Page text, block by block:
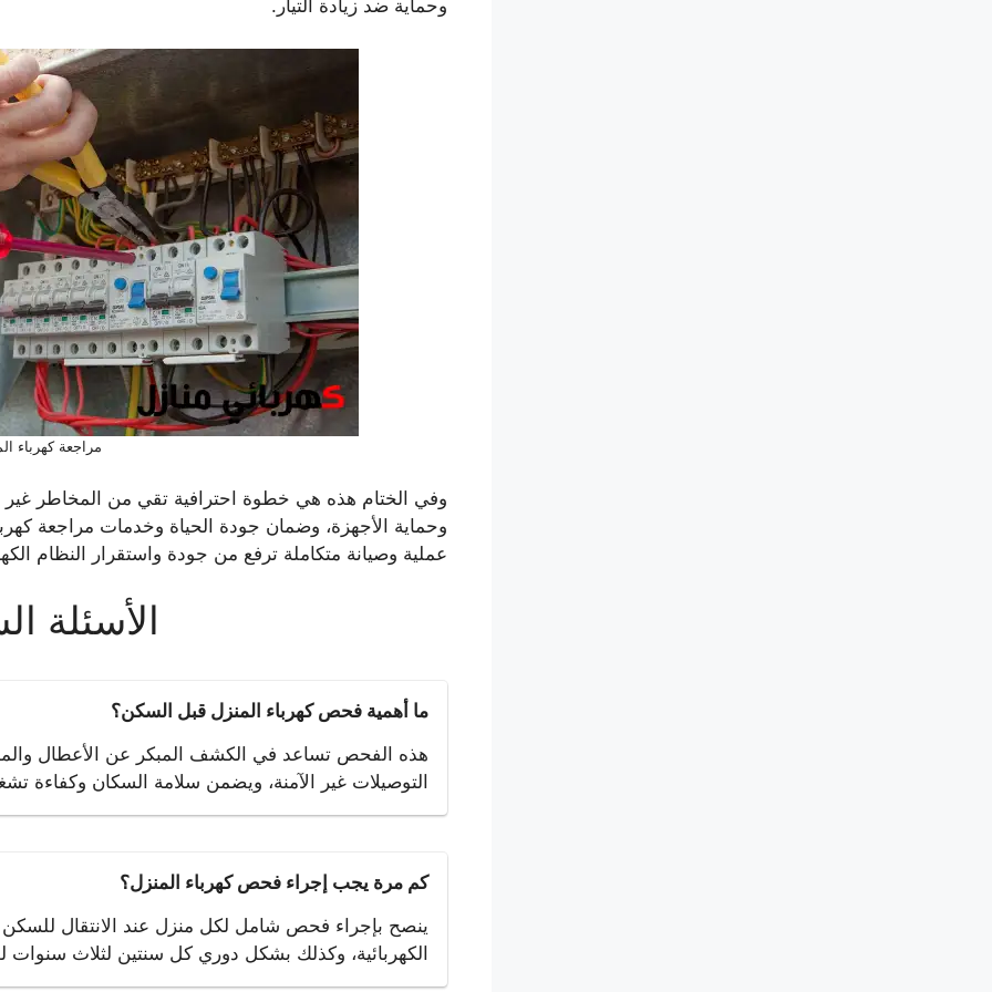
وحماية ضد زيادة التيار.
مراجعة كهرباء
وفي الختام هذه هي خطوة احترافية تقي من المخاطر غير
وحماية الأجهزة، وضمان جودة الحياة وخدمات مراجعة
عملية وصيانة متكاملة ترفع من جودة واستقرار النظام
الأسئلة
ما أهمية فحص كهرباء المنزل قبل السكن؟
هذه الفحص تساعد في الكشف المبكر عن الأعطال
التوصيلات غير الآمنة، ويضمن سلامة السكان وكفاءة
كم مرة يجب إجراء فحص كهرباء المنزل؟
ينصح بإجراء فحص شامل لكل منزل عند الانتقال للسكن
الكهربائية، وكذلك بشكل دوري كل سنتين لثلاث سنوات